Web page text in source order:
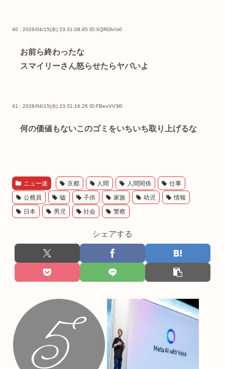
40 : 2026/04/15(水) 23:31:08.85 ID:XQRDh//s0
お前ら終わったな
スマイリーさん怒らせたらヤバいよ
41 : 2026/04/15(水) 23:31:16.26 ID:FBeuVV3l0
何の価値もないこのゴミをいちいち取り上げるな
ニュー速 京都 人間 人間関係 仕事
公務員 嘘 子供 家族 幼児
情報
日本
男児 社会 警察
シェアする